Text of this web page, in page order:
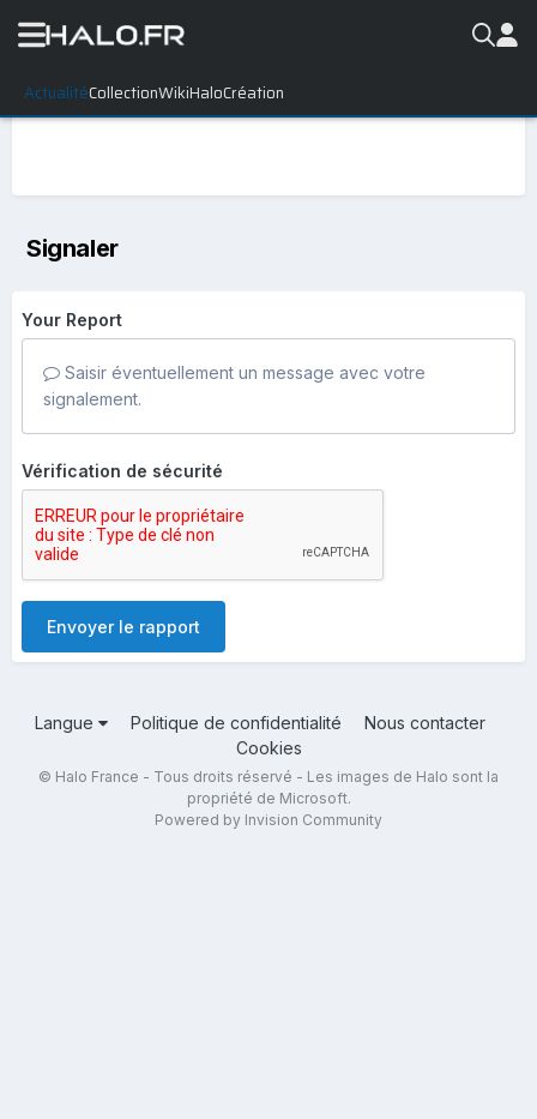
ActualitéCollectionWikiHaloCréation
Signaler
Your Report
Saisir éventuellement un message avec votre
signalement.
Vérification de sécurité
Envoyer le rapport
Langue Politique de confidentialité
Nous contacter
Cookies
© Halo France - Tous droits réservé - Les images de Halo sont la
propriété de Microsoft.
Powered by Invision Community